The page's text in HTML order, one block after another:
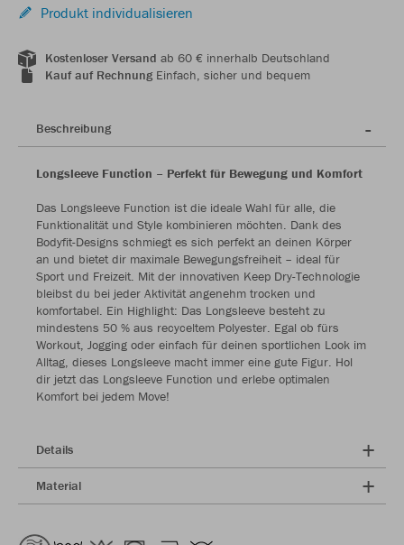
Produkt individualisieren
Kostenloser Versand ab 60 € innerhalb Deutschland
Kauf auf RechnungEinfach, sicher und bequem
Beschreibung
Longsleeve Function – Perfekt für Bewegung und Komfort
Das Longsleeve Function ist die ideale Wahl für alle, die
Funktionalität und Style kombinieren möchten. Dank des
Bodyfit-Designs schmiegt es sich perfekt an deinen Körper
an und bietet dir maximale Bewegungsfreiheit – ideal für
Sport und Freizeit. Mit der innovativen Keep Dry-Technologie
bleibst du bei jeder Aktivität angenehm trocken und
komfortabel. Ein Highlight: Das Longsleeve besteht zu
mindestens 50 % aus recyceltem Polyester. Egal ob fürs
Workout, Jogging oder einfach für deinen sportlichen Look im
Alltag, dieses Longsleeve macht immer eine gute Figur. Hol
dir jetzt das Longsleeve Function und erlebe optimalen
Komfort bei jedem Move!
Details
Material